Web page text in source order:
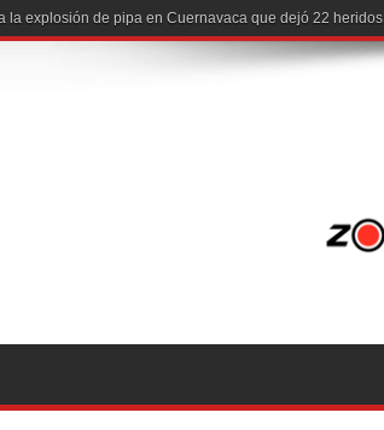
la explosión de pipa en Cuernavaca que dejó 22 heridos